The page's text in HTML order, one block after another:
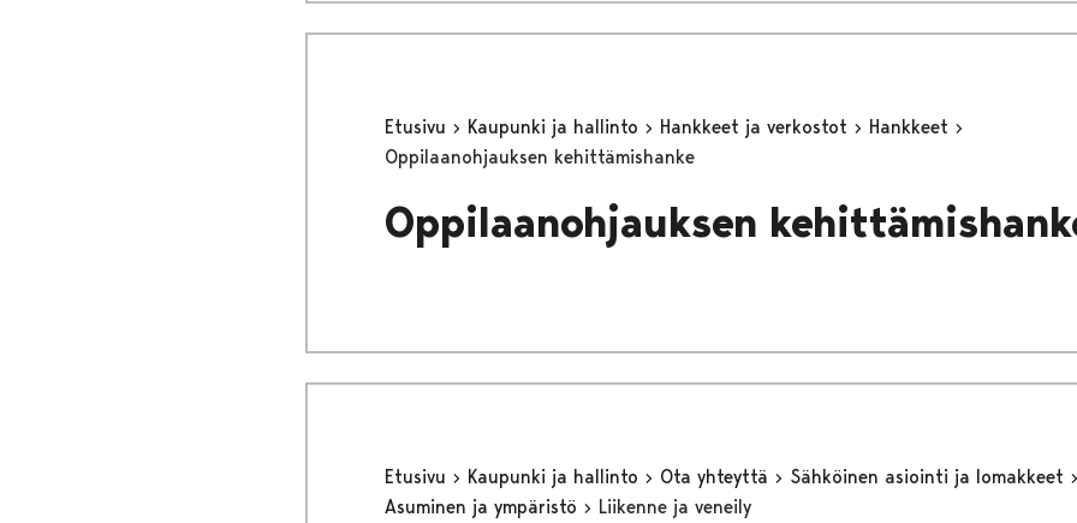
Etusivu Kaupunki ja hallinto Hankkeet ja verkostot
Hankkeet
Oppilaanohjauksen kehittämishanke
Oppilaanohjauksen
Etusivu Kaupunki ja hallinto Ota yhteyttä
Sähköinen asiointi ja lomakkeet
Asuminen ja ympäristö
Liikenne ja veneily